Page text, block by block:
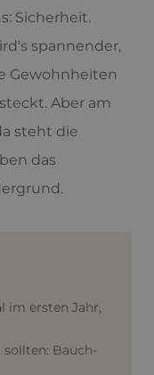
Sicherheit.
spannender,
Gewohnheiten
Aber am
steht die
das
im ersten Jahr,
Bauch-